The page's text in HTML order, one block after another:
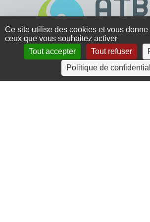
4 rue Crec’h-Ugen
22810 Belle Isle en Terre
Ce site utilise des cookies et vous
ceux que vous souhaitez activer
Tout accepter
Tout refuser
Politique de